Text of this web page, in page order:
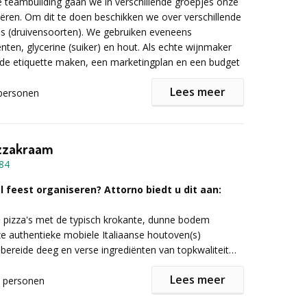
te verwezenlijken.
is ook online beschikbaar.
informatie of vrijblijvende offerte onderstaand
in!
chocolade
Om dit te doen beschikken we over verschillende
(druivensoorten). We gebruiken eveneens
glycerine (suiker) en hout. Als echte wijnmaker
etiquette maken, een marketingplan en een budget
presentatie, het visuele, de coherentie tussen de
het budget enz...
worden de verschillende wijnen blind geproefd. En
kat op de koord. Het winnend team gaat naar huis
Lees meer
feest organiseren? Attorno biedt u dit aan:
pizza's met de typisch krokante, dunne bodem
authentieke mobiele Italiaanse houtoven(s)
deeg en verse ingrediënten van topkwaliteit
personen Lees meer